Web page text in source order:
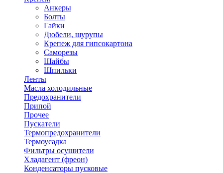
Анкеры
Болты
Гайки
Дюбели, шурупы
Крепеж для гипсокартона
Саморезы
Шайбы
Шпильки
Ленты
Масла холодильные
Предохранители
Припой
Прочее
Пускатели
Термопредохранители
Термоусадка
Фильтры осушители
Хладагент (фреон)
Конденсаторы пусковые